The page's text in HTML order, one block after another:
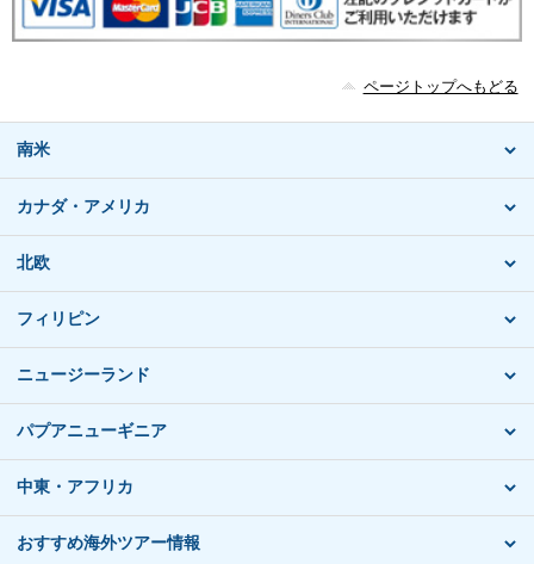
ページトップへもどる
南米
カナダ・アメリカ
北欧
フィリピン
ニュージーランド
パプアニューギニア
中東・アフリカ
おすすめ海外ツアー情報